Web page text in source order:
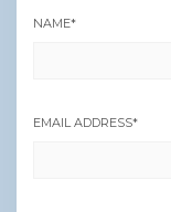
NAME*
EMAIL ADDRESS*